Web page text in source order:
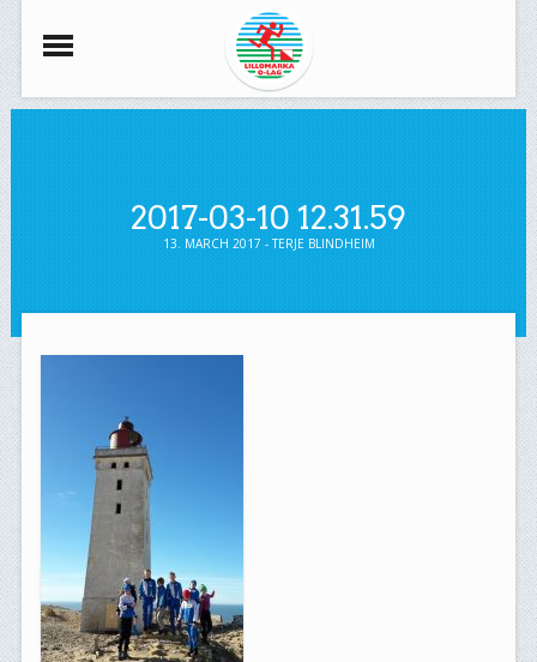
2017-03-10 12.31.59
13. MARCH 2017 - TERJE BLINDHEIM